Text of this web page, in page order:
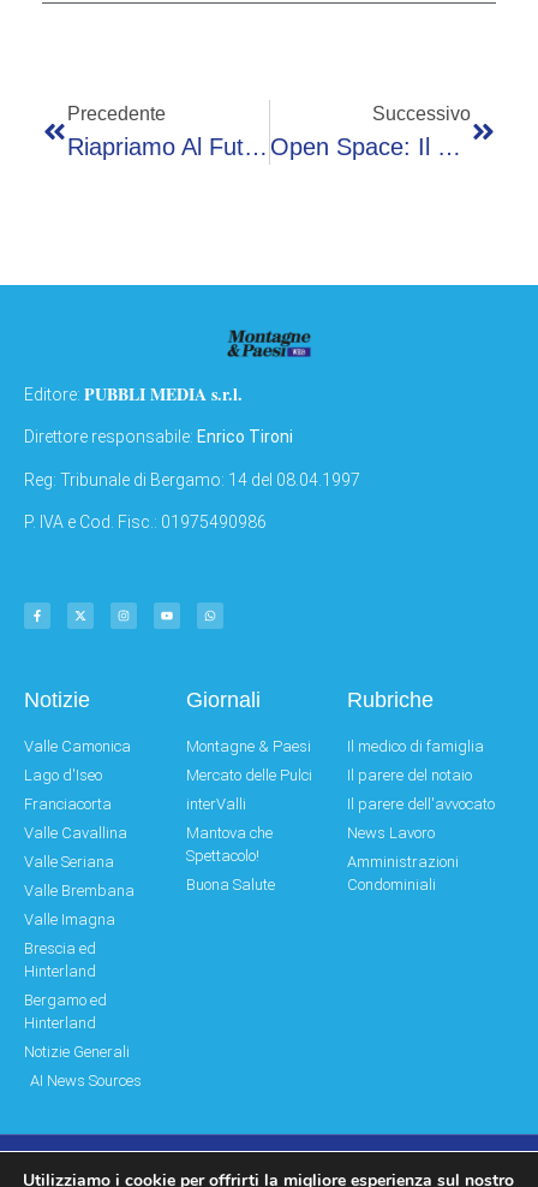
Precedente
Riapriamo Al Futuro: Mille Motivi E Un Unico Desiderio Di Tornare Tra I Banchi
Successivo
Open Space: Il Podcast Di Fabio E Raoul Per Sopravvivere Al Lockdown
Editore: PUBBLI MEDIA s.r.l.
Direttore responsabile: Enrico Tironi
Reg: Tribunale di Bergamo: 14 del 08.04.1997
P. IVA e Cod. Fisc.: 01975490986
Notizie
Valle Camonica
Lago d'Iseo
Franciacorta
Valle Cavallina
Valle Seriana
Valle Brembana
Valle Imagna
Brescia ed
Hinterland
Bergamo ed
Hinterland
Notizie Generali
AI News Sources
Giornali
Montagne & Paesi
Mercato delle Pulci
interValli
Mantova che
Spettacolo!
Buona Salute
Rubriche
Il medico di famiglia
Il parere del notaio
Il parere dell'avvocato
News Lavoro
Amministrazioni
Condominiali
© Copyright 2011 – 2026 Montagne & Paesi
Utilizziamo i cookie per offrirti la migliore esperienza sul nostro